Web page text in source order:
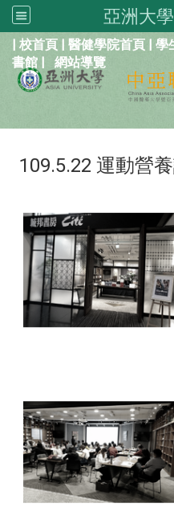
亞洲大
| 校首頁 | 醫健學院首頁 | 學
書館 | 網站導覽
109.5.22 運動營